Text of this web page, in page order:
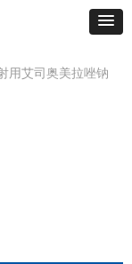
用艾司奥美拉唑钠